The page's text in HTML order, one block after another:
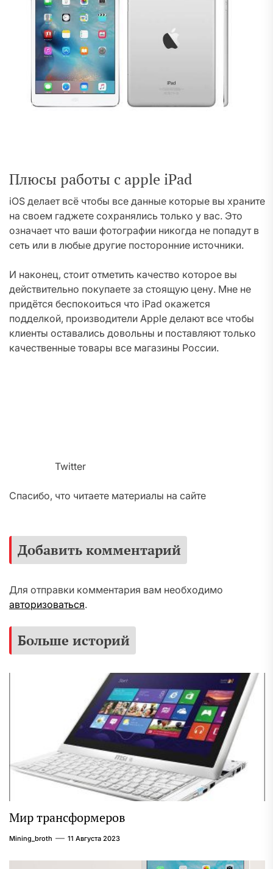
Плюсы работы с apple iPad
iOS делает всё чтобы все данные которые вы храните
на своем гаджете сохранялись только у вас. Это
означает что ваши фотографии никогда не попадут в
сеть или в любые другие посторонние источники.
И наконец, стоит отметить качество которое вы
действительно покупаете за стоящую цену. Мне не
придётся беспокоиться что iPad окажется
подделкой, производители Apple делают все чтобы
клиенты оставались довольны и поставляют только
качественные товары все магазины России.
Twitter
Спасибо, что читаете материалы на сайте
Добавить комментарий
Для отправки комментария вам необходимо
авторизоваться.
Больше историй
Мир трансформеров
Mining_broth 11 Августа 2023